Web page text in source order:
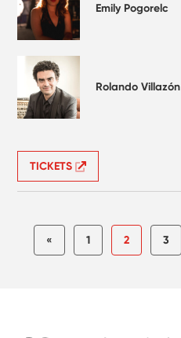
Emily Pogorelc
Rolando Villazón
TICKETS
« 1 2 3